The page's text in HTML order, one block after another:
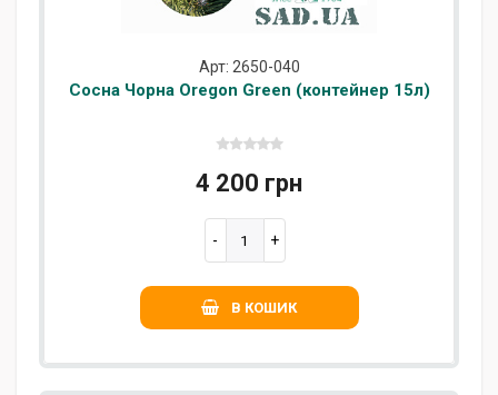
Арт: 2650-040
Сосна Чорна Oregon Green (контейнер 15л)
4 200 грн
В КОШИК